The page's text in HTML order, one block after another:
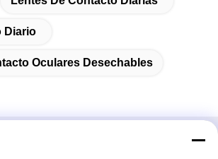
Diario
Oculares Desechables